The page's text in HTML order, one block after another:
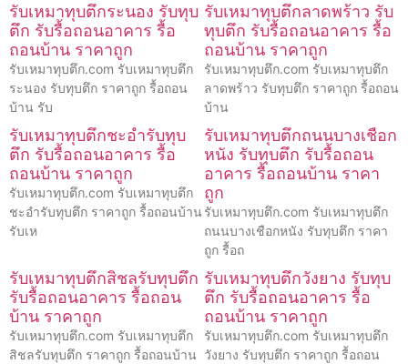
รับเหมาทุบตึกระนอง รับทุบ
ตึก รับรื้อถอนอาคาร รื้อ
ถอนบ้าน ราคาถูก
รับเหมาทุบตึก.com รับเหมาทุบตึก
ระนอง รับทุบตึก ราคาถูก รื้อถอน
บ้าน รับ
รับเหมาทุบตึกลาดพร้าว รับ
ทุบตึก รับรื้อถอนอาคาร รื้อ
ถอนบ้าน ราคาถูก
รับเหมาทุบตึก.com รับเหมาทุบตึก
ลาดพร้าว รับทุบตึก ราคาถูก รื้อถอน
บ้าน
รับเหมาทุบตึกชะอำรับทุบ
ตึก รับรื้อถอนอาคาร รื้อ
ถอนบ้าน ราคาถูก
รับเหมาทุบตึก.com รับเหมาทุบตึก
ชะอำรับทุบตึก ราคาถูก รื้อถอนบ้าน
รับเห
รับเหมาทุบตึกถนนบางเชือก
หนัง รับทุบตึก รับรื้อถอน
อาคาร รื้อถอนบ้าน ราคา
ถูก
รับเหมาทุบตึก.com รับเหมาทุบตึก
ถนนบางเชือกหนัง รับทุบตึก ราคา
ถูก รื้อถ
รับเหมาทุบตึกสิชลรับทุบตึก
รับรื้อถอนอาคาร รื้อถอน
บ้าน ราคาถูก
รับเหมาทุบตึก.com รับเหมาทุบตึก
สิชลรับทุบตึก ราคาถูก รื้อถอนบ้าน
รับเหมาทุบตึกวังยาง รับทุบ
ตึก รับรื้อถอนอาคาร รื้อ
ถอนบ้าน ราคาถูก
รับเหมาทุบตึก.com รับเหมาทุบตึก
วังยาง รับทุบตึก ราคาถูก รื้อถอน